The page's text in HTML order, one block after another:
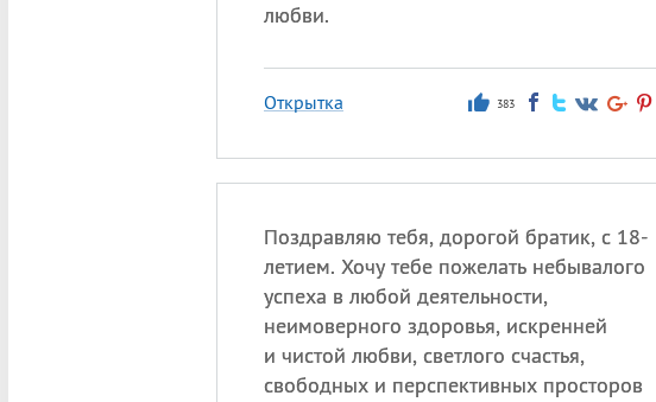
любви.
Открытка 383
Поздравляю тебя, дорогой братик, с 18-
летием. Хочу тебе пожелать небывалого
успеха в любой деятельности,
неимоверного здоровья, искренней
и чистой любви, светлого счастья,
свободных и перспективных просторов